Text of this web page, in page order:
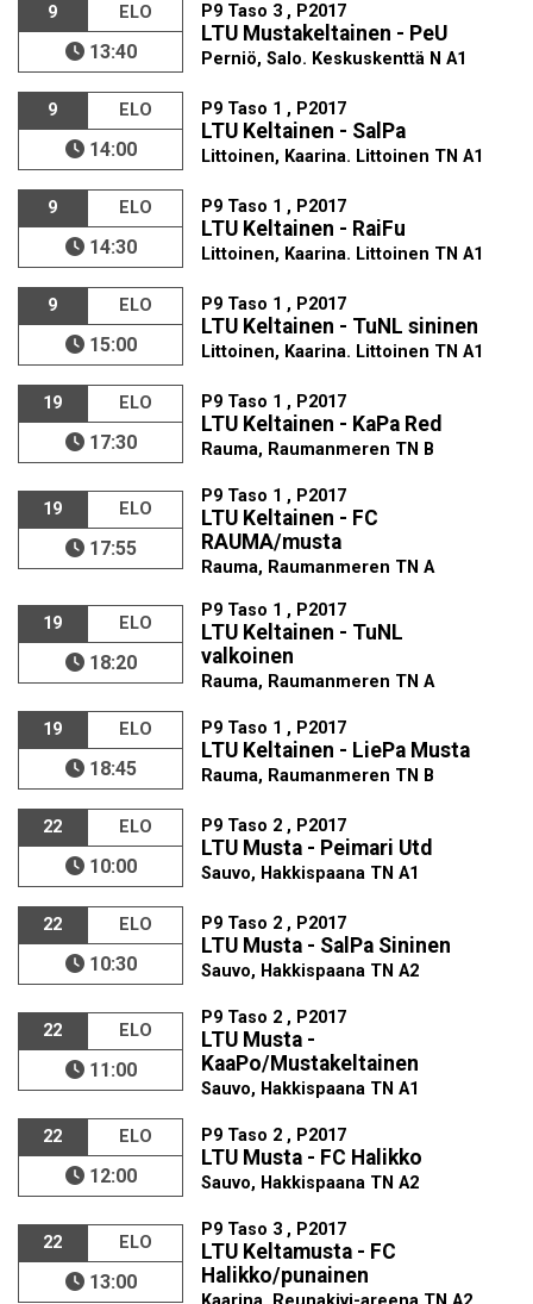
9 ELO
13:40
P9 Taso 3 , P2017
LTU Mustakeltainen - PeU
Perniö, Salo. Keskuskenttä N A1
9 ELO
14:00
P9 Taso 1 , P2017
LTU Keltainen - SalPa
Littoinen, Kaarina. Littoinen TN A1
9 ELO
14:30
P9 Taso 1 , P2017
LTU Keltainen - RaiFu
Littoinen, Kaarina. Littoinen TN A1
9 ELO
15:00
P9 Taso 1 , P2017
LTU Keltainen - TuNL sininen
Littoinen, Kaarina. Littoinen TN A1
19 ELO
17:30
P9 Taso 1 , P2017
LTU Keltainen - KaPa Red
Rauma, Raumanmeren TN B
19 ELO
17:55
P9 Taso 1 , P2017
LTU Keltainen - FC
RAUMA/musta
Rauma, Raumanmeren TN A
19 ELO
18:20
P9 Taso 1 , P2017
LTU Keltainen - TuNL
valkoinen
Rauma, Raumanmeren TN A
19 ELO
18:45
P9 Taso 1 , P2017
LTU Keltainen - LiePa Musta
Rauma, Raumanmeren TN B
22 ELO
10:00
P9 Taso 2 , P2017
LTU Musta - Peimari Utd
Sauvo, Hakkispaana TN A1
22 ELO
10:30
P9 Taso 2 , P2017
LTU Musta - SalPa Sininen
Sauvo, Hakkispaana TN A2
22 ELO
11:00
P9 Taso 2 , P2017
LTU Musta -
KaaPo/Mustakeltainen
Sauvo, Hakkispaana TN A1
22 ELO
12:00
P9 Taso 2 , P2017
LTU Musta - FC Halikko
Sauvo, Hakkispaana TN A2
22 ELO
13:00
P9 Taso 3 , P2017
LTU Keltamusta - FC
Halikko/punainen